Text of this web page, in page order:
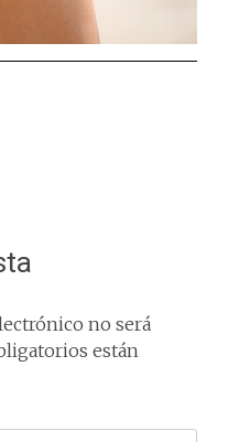
no será
están